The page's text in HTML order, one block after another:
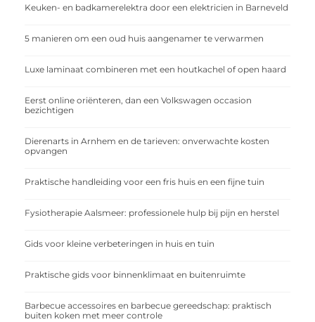
Keuken- en badkamerelektra door een elektricien in Barneveld
5 manieren om een oud huis aangenamer te verwarmen
Luxe laminaat combineren met een houtkachel of open haard
Eerst online oriënteren, dan een Volkswagen occasion
bezichtigen
Dierenarts in Arnhem en de tarieven: onverwachte kosten
opvangen
Praktische handleiding voor een fris huis en een fijne tuin
Fysiotherapie Aalsmeer: professionele hulp bij pijn en herstel
Gids voor kleine verbeteringen in huis en tuin
Praktische gids voor binnenklimaat en buitenruimte
Barbecue accessoires en barbecue gereedschap: praktisch
buiten koken met meer controle